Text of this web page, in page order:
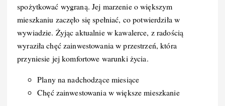
spożytkować wygraną. Jej marzenie o większym
mieszkaniu zaczęło się spełniać, co potwierdziła w
wywiadzie. Żyjąc aktualnie w kawalerce, z radością
wyraziła chęć zainwestowania w przestrzeń, która
przyniesie jej komfortowe warunki życia.
Plany na nadchodzące miesiące
Chęć zainwestowania w większe mieszkanie